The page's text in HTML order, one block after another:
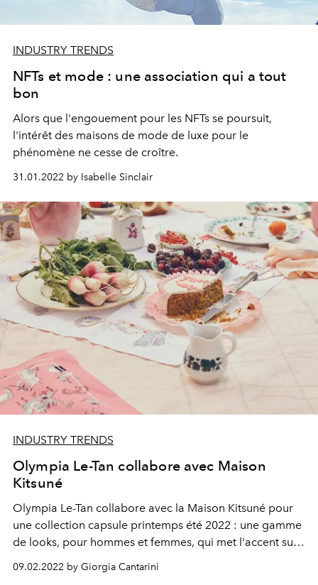
INDUSTRY TRENDS
NFTs et mode : une association qui a tout
bon
Alors que l'engouement pour les NFTs se poursuit,
l'intérêt des maisons de mode de luxe pour le
phénomène ne cesse de croître.
31.01.2022 by Isabelle Sinclair
INDUSTRY TRENDS
Olympia Le-Tan collabore avec Maison
Kitsuné
Olympia Le-Tan collabore avec la Maison Kitsuné pour
une collection capsule printemps été 2022 : une gamme
de looks, pour hommes et femmes, qui met l'accent sur
le preppy, la superposition d'imprimés et ce "je ne sais
quoi" typiquement français.
09.02.2022 by Giorgia Cantarini